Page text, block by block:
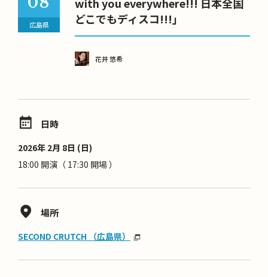
どこでもディスコ!!!」
花井 悠希
広島県
日時
2026年 2月 8日 (日)
18:00 開演（ 17:30 開場 ）
場所
SECOND CRUTCH （広島県）